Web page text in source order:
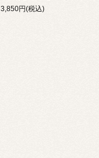
3,850円(税込)